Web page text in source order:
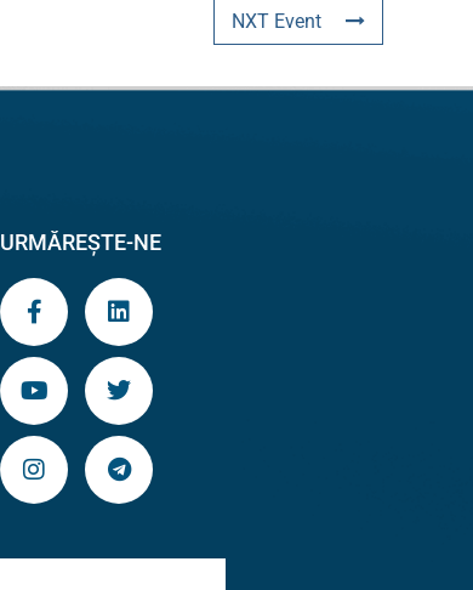
NXT Event
URMĂREȘTE-NE